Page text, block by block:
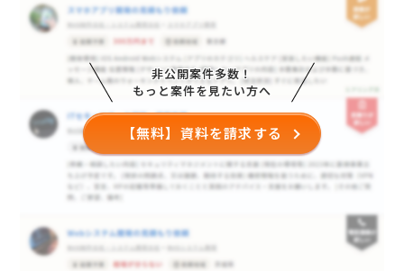
非公開案件多数！
もっと案件を見たい方へ
【無料】資料を請求する